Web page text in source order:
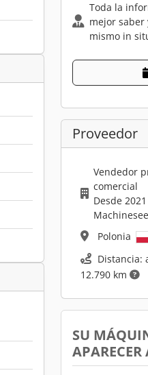
Toda la
mejor
mismo in
Proveedor
Vendedor
comercial
Desde
Polonia
Distancia:
12.790 km
SU